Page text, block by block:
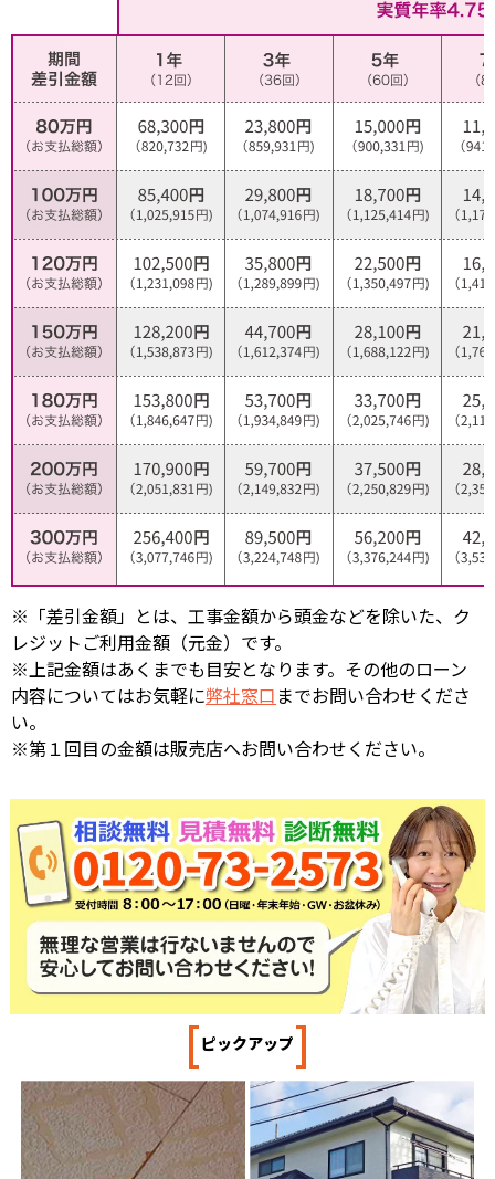
※「差引金額」とは、工事金額から頭金などを除いた、ク
レジットご利用金額（元金）です。
※上記金額はあくまでも目安となります。その他のローン
内容についてはお気軽に弊社窓口 までお問い合わせくださ
い。
※第１回目の金額は販売店へお問い合わせください。
[ピックアップ]